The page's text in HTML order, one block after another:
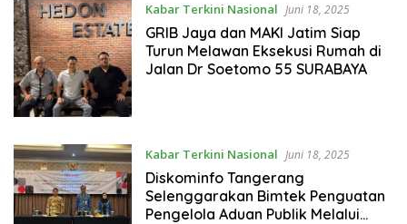
AktualNews
|
Media
Berita
Online
Indonesia
Kabar Terkini Nasional Juni 18, 2025
GRIB Jaya dan MAKI Jatim Siap
Turun Melawan Eksekusi Rumah di
Jalan Dr Soetomo 55 SURABAYA
Kabar Terkini Nasional Juni 18, 2025
Diskominfo Tangerang
Selenggarakan Bimtek Penguatan
Pengelola Aduan Publik Melalui